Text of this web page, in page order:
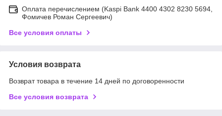
Оплата перечислением (Kaspi Bank 4400 4302 8230 5694,
Фомичев Роман Сергеевич)
Все условия оплаты
Условия возврата
Возврат товара в течение 14 дней по договоренности
Все условия возврата